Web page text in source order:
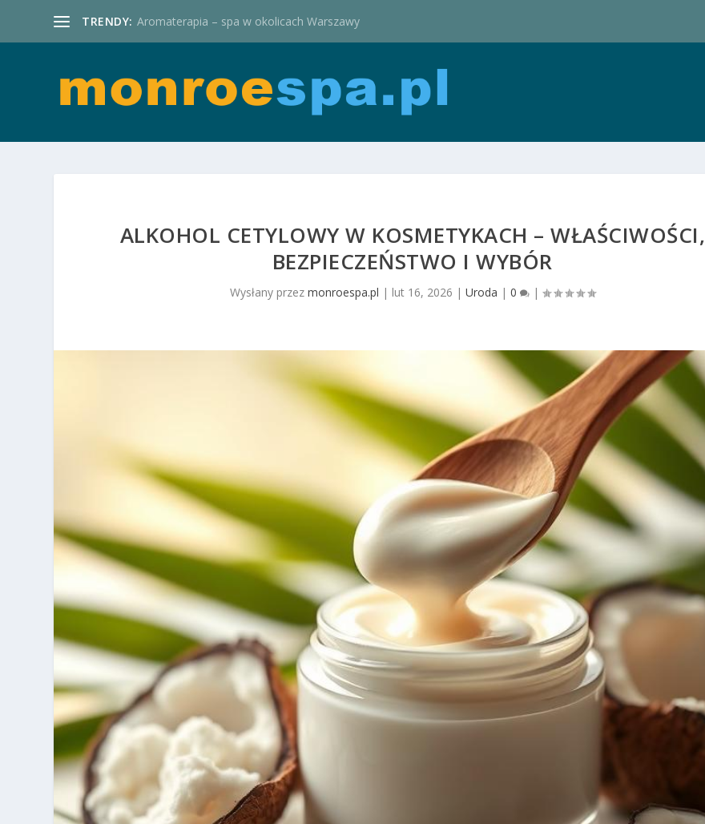
TRENDY: Aromaterapia – spa w okolicach Warszawy
ALKOHOL CETYLOWY W KOSMETYKACH – WŁAŚCIWOŚCI,
BEZPIECZEŃSTWO I WYBÓR
Wysłany przez monroespa.pl | lut 16, 2026 | Uroda | 0 |